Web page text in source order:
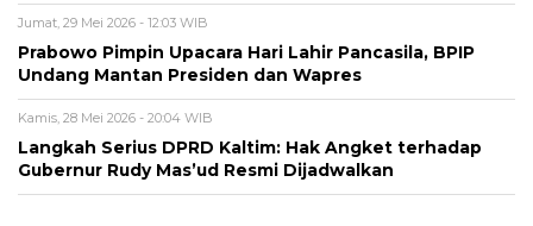
Jumat, 29 Mei 2026 - 12:03 WIB
Prabowo Pimpin Upacara Hari Lahir Pancasila, BPIP
Undang Mantan Presiden dan Wapres
Kamis, 28 Mei 2026 - 20:04 WIB
Langkah Serius DPRD Kaltim: Hak Angket terhadap
Gubernur Rudy Mas’ud Resmi Dijadwalkan